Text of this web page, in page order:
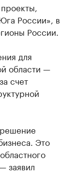
России», в
России.
для
области —
счет
Это
заявил